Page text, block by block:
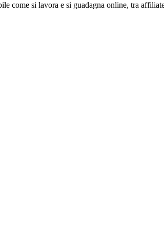
come si lavora e si guadagna online, tra